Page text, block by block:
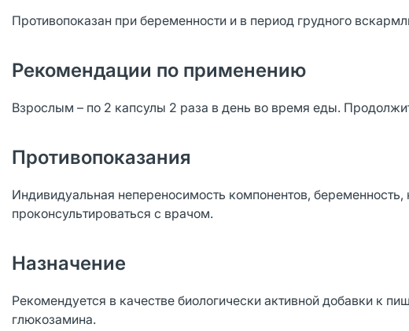
Противопоказан при беременности и в период грудного
Рекомендации по применению
Взрослым – по 2 капсулы 2 раза в день во время еды.
Противопоказания
Индивидуальная непереносимость компонентов,
проконсультироваться с врачом.
Назначение
Рекомендуется в качестве биологически активной добавки к
глюкозамина.